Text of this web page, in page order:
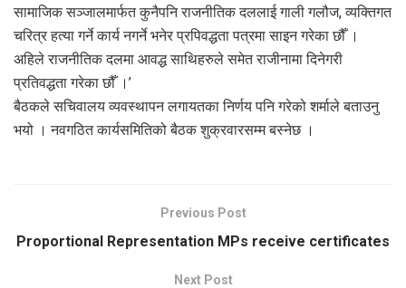
सामाजिक सञ्जालमार्फत कुनैपनि राजनीतिक दललाई गाली गलौज, व्यक्तिगत
चरित्र हत्या गर्ने कार्य नगर्ने भनेर प्रपिवद्धता पत्रमा साइन गरेका छौँ ।
अहिले राजनीतिक दलमा आवद्ध साथिहरुले समेत राजीनामा दिनेगरी
प्रतिवद्धता गरेका छौँ ।’
बैठकले सचिवालय व्यवस्थापन लगायतका निर्णय पनि गरेको शर्माले बताउनु
भयो । नवगठित कार्यसमितिको बैठक शुक्रवारसम्म बस्नेछ ।
Previous Post
Proportional Representation MPs receive certificates
Next Post